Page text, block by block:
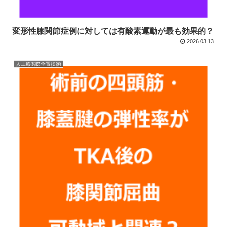
変形性膝関節症例に対しては有酸素運動が最も効果的？
2026.03.13
人工膝関節全置換術